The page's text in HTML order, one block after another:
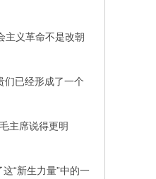
主义革命不是改朝
已经形成了一个
主席说得更明
“新生力量”中的一